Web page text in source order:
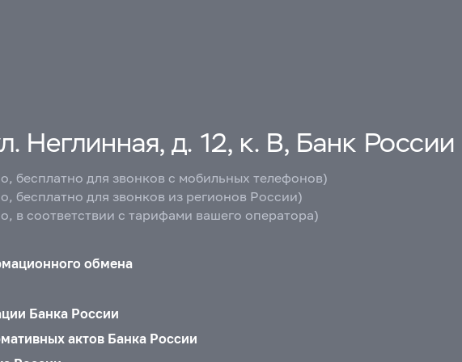
Неглинная, д. 12, к. В, Банк России
бесплатно для звонков с мобильных телефонов)
бесплатно для звонков из регионов России)
в соответствии с тарифами вашего оператора)
обмена
Банка России
актов Банка России